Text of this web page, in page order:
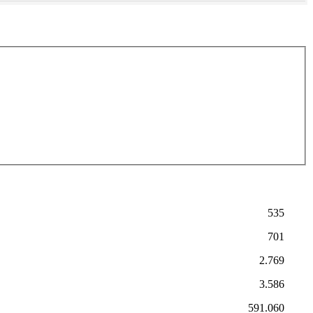
535
701
2.769
3.586
591.060